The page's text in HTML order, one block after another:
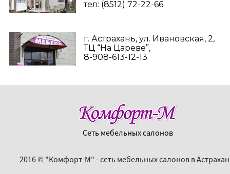
тел: (8512) 72-22-66
г. Астрахань, ул. Ивановская, 2,
ТЦ “На Цареве”,
8-908-613-12-13
Сеть мебельных салонов
2016 © "Комфорт-М" - сеть мебельных салонов в